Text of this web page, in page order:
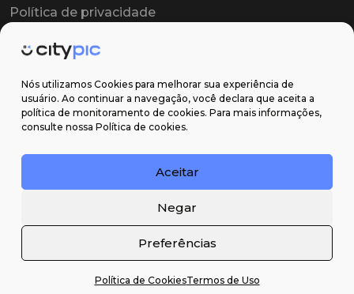
Nós utilizamos Cookies para melhorar sua experiência de
usuário. Ao continuar a navegação, você declara que aceita a
política de monitoramento de cookies. Para mais informações,
consulte nossa Política de cookies.
Aceitar
Negar
Preferências
Política de CookiesTermos de Uso
Política de privacidade
Contrato de licença
Suporte
Email: contato@citypic.com.br